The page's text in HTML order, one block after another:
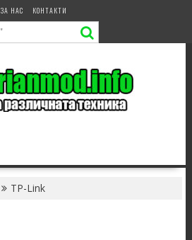
ЗА НАС КОНТАКТИ
TP-Link